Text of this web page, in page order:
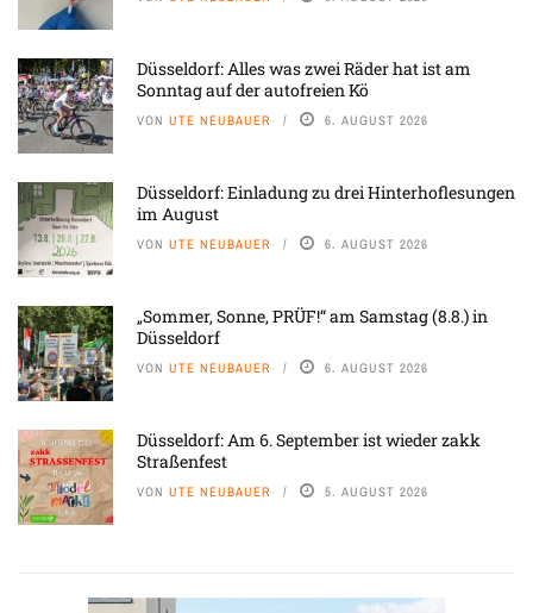
Düsseldorf: Alles was zwei Räder hat ist am
Sonntag auf der autofreien Kö
VON UTE NEUBAUER 6. AUGUST 2026
Düsseldorf: Einladung zu drei Hinterhoflesungen
im August
VON UTE NEUBAUER 6. AUGUST 2026
„Sommer, Sonne, PRÜF!“ am Samstag (8.8.) in
Düsseldorf
VON UTE NEUBAUER 6. AUGUST 2026
Düsseldorf: Am 6. September ist wieder zakk
Straßenfest
VON UTE NEUBAUER 5. AUGUST 2026